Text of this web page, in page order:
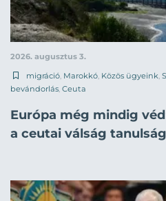
2026. augusztus 3.
migráció, Marokkó, Közös ügyeink,
bevándorlás, Ceuta
Európa még mindig
a ceutai válság